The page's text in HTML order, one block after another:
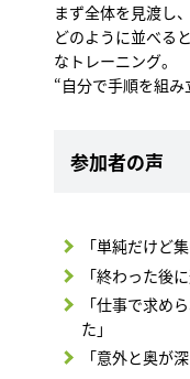
まず全体を見渡し
どのように並べる
なトレーニング。
“自分で手順を組み
参加者の声
「単純だけど
「終わった後
「仕事で求め
た」
「意外と奥が